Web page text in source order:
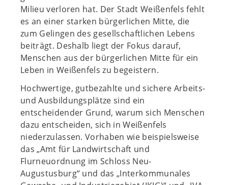
Milieu verloren hat. Der Stadt Weißenfels fehlt
es an einer starken bürgerlichen Mitte, die
zum Gelingen des gesellschaftlichen Lebens
beiträgt. Deshalb liegt der Fokus darauf,
Menschen aus der bürgerlichen Mitte für ein
Leben in Weißenfels zu begeistern.
Hochwertige, gutbezahlte und sichere Arbeits-
und Ausbildungsplätze sind ein
entscheidender Grund, warum sich Menschen
dazu entscheiden, sich in Weißenfels
niederzulassen. Vorhaben wie beispielsweise
das „Amt für Landwirtschaft und
Flurneuordnung im Schloss Neu-
Augustusburg“ und das „Interkommunales